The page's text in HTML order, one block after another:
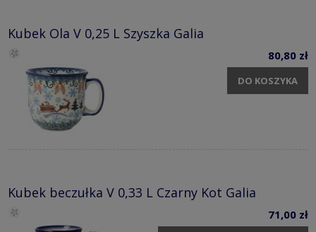
Kubek Ola V 0,25 L Szyszka Galia
80,80 zł
DO KOSZYKA
Kubek beczułka V 0,33 L Czarny Kot Galia
71,00 zł